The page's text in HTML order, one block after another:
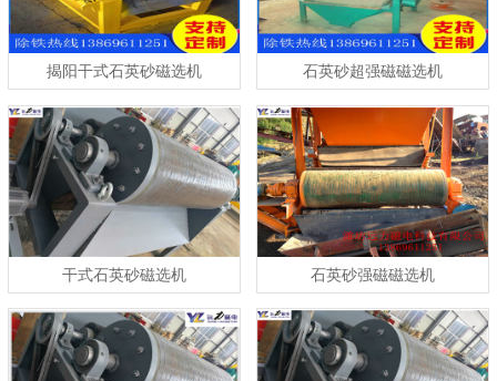
揭阳干式石英砂磁选机 石英砂超强磁磁选机
干式石英砂磁选机 石英砂强磁磁选机